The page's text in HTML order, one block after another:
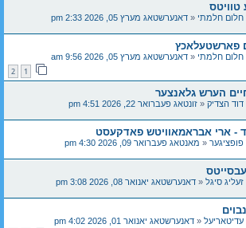
חלום חלמתי « דאנערשטאג מערץ 05, 2026 2:33 pm
פארשטעלאכץ
חלום חלמתי « דאנערשטאג מערץ 05, 2026 9:56 am
1
2
חיים הערש גלאנצער
דוד הצדיק « זונטאג פעברואר 22, 2026 4:51 pm
- ארי אבראמאוויטש פאדקעסט
פופציגער « מאנטאג פעברואר 09, 2026 4:30 pm
זעליג סיגל « דאנערשטאג יאנואר 08, 2026 3:08 pm
עדיטאריעל « דאנערשטאג יאנואר 01, 2026 4:02 pm